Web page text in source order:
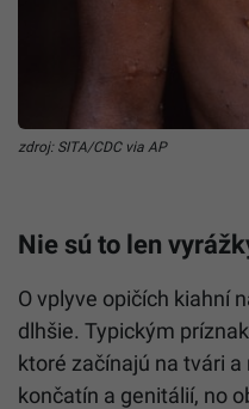
zdroj: SITA/CDC via AP
Nie sú to len
O vplyve opičích kiahní
dlhšie. Typickým
ktoré začínajú na tvári
končatín a genitálií, no